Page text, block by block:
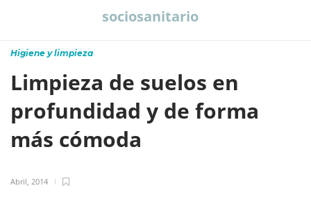
sociosanitario
Higiene y limpieza
Limpieza de suelos en
profundidad y de forma
más cómoda
Abril, 2014